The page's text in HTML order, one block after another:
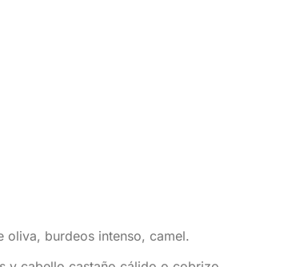
burdeos intenso, camel.